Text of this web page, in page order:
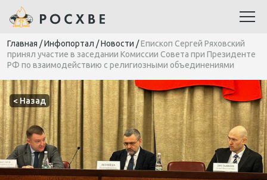
Главная /Инфопортал /Новости /Епископ Сергей Ряховский
принял участие в заседании Комиссии Совета при Президенте
РФ по взаимодействию с религиозными объединениями
< Назад